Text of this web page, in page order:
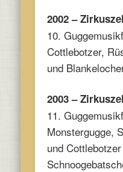
2002 –
10.
Cottlebotzer,
und
2003 –
11.
Monstergugge,
und